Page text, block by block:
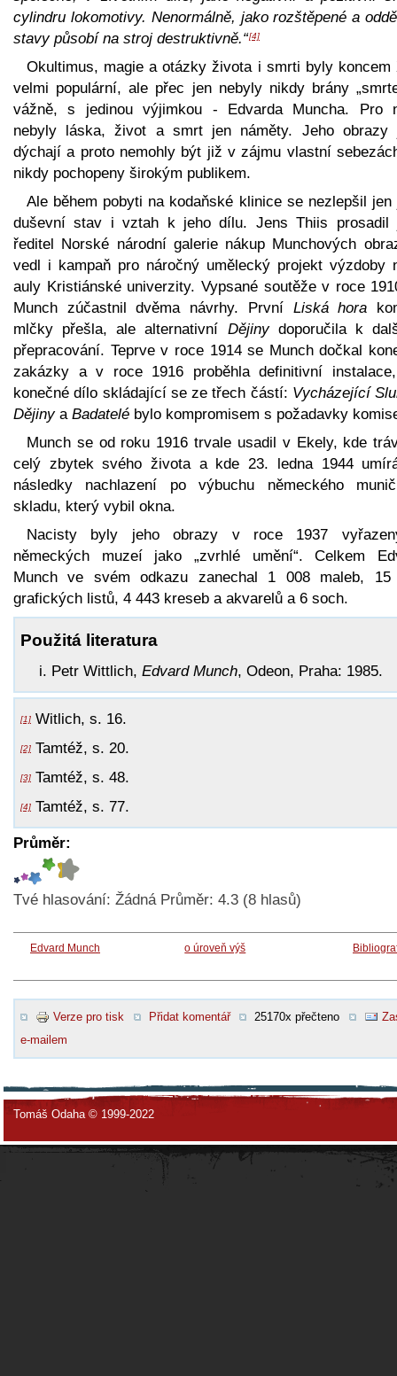
cylindru lokomotivy. Nenormálně, jako rozštěpené a
stavy působí na stroj destruktivně.“[4]
Okultimus, magie a otázky života i smrti byly koncem
velmi populární, ale přec jen nebyly nikdy brány
vážně, s jedinou výjimkou - Edvarda Muncha. Pro
nebyly láska, život a smrt jen náměty. Jeho obrazy
dýchají a proto nemohly být již v zájmu vlastní
nikdy pochopeny širokým publikem.
Ale během pobyti na kodaňské klinice se nezlepšil jen
duševní stav i vztah k jeho dílu. Jens Thiis prosadil
ředitel Norské národní galerie nákup Munchových
vedl i kampaň pro náročný umělecký projekt výzdoby
auly Kristiánské univerzity. Vypsané soutěže v roce
Munch zúčastnil dvěma návrhy. První Liská hora
mlčky přešla, ale alternativní Dějinydoporučila k
přepracování. Teprve v roce 1914 se Munch dočkal
zakázky a v roce 1916 proběhla definitivní
konečné dílo skládající se ze třech částí: Vycházející
Dějinya Badatelé bylo kompromisem s požadavky
Munch se od roku 1916 trvale usadil v Ekely, kde
celý zbytek svého života a kde 23. ledna 1944
následky nachlazení po výbuchu německého
skladu, který vybil okna.
Nacisty byly jeho obrazy v roce 1937
německých muzeí jako „zvrhlé umění“. Celkem
Munch ve svém odkazu zanechal 1 008 maleb, 15
grafických listů, 4 443 kreseb a akvarelů a 6 soch.
Použitá literatura
Petr Wittlich, Edvard Munch, Odeon, Praha: 1985.
[1] Witlich, s. 16.
[2] Tamtéž, s. 20.
[3] Tamtéž, s. 48.
[4] Tamtéž, s. 77.
Průměr:
Tvé hlasování: Žádná Průměr: 4.3 (8 hlasů)
Edvard Munch o úroveň výš
Verze pro tisk Přidat komentář 25170x přečteno
e-mailem
Tomáš Odaha © 1999-2022